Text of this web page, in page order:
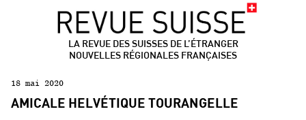
LA REVUE DES SUISSES DE L’ÉTRANGER
NOUVELLES RÉGIONALES FRANÇAISES
18 mai 2020
AMICALE HELVÉTIQUE TOURANGELLE